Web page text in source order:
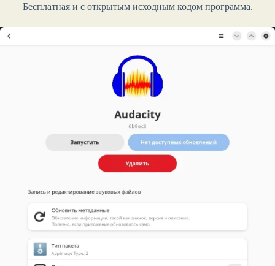
Бесплатная и с открытым исходным кодом программа.